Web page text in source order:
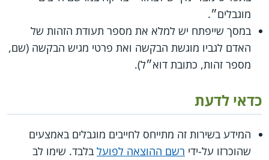
מוגבלים״.
במסך שייפתח יש למלא את מספר תעודת הזהות של
האדם לגביו מוגשת הבקשה ואת פרטי מגיש הבקשה (שם,
מספר זהות, כתובת דוא״ל).
כדאי לדעת
המידע בשירות זה מתייחס לחייבים מוגבלים באמצעים
שהוכרזו על-ידי רשם ההוצאה לפועל בלבד. שימו לב